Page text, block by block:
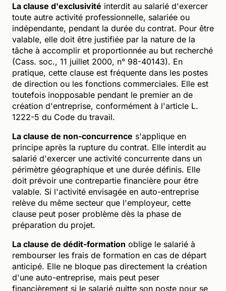
La clause d'exclusivité interdit au salarié d'exercer
toute autre activité professionnelle, salariée ou
indépendante, pendant la durée du contrat. Pour être
valable, elle doit être justifiée par la nature de la
tâche à accomplir et proportionnée au but recherché
(Cass. soc., 11 juillet 2000, n° 98-40143). En
pratique, cette clause est fréquente dans les postes
de direction ou les fonctions commerciales. Elle est
toutefois inopposable pendant le premier an de
création d'entreprise, conformément à l'article L.
1222-5 du Code du travail.
La clause de non-concurrence s'applique en
principe après la rupture du contrat. Elle interdit au
salarié d'exercer une activité concurrente dans un
périmètre géographique et une durée définis. Elle
doit prévoir une contrepartie financière pour être
valable. Si l'activité envisagée en auto-entreprise
relève du même secteur que l'employeur, cette
clause peut poser problème dès la phase de
préparation du projet.
La clause de dédit-formation oblige le salarié à
rembourser les frais de formation en cas de départ
anticipé. Elle ne bloque pas directement la création
d'une auto-entreprise, mais peut peser
financièrement si le salarié quitte son poste pour se